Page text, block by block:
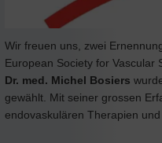
Wir freuen uns, zwei
European Society for Vascular
Dr. med. Michel Bosiers
gewählt. Mit seiner grossen
endovaskulären Therapien